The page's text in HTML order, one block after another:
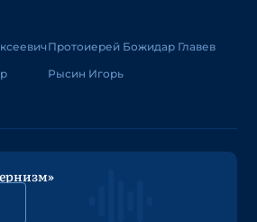
Протоиерей Божидар Главев
Рысин Игорь